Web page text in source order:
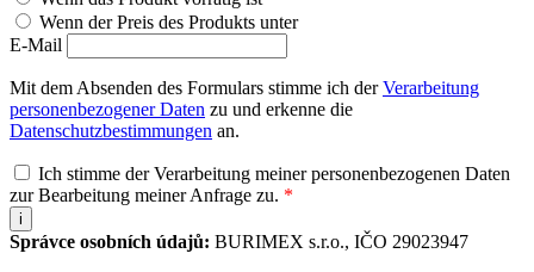
Wenn der Preis des Produkts unter
E-Mail
Mit dem Absenden des Formulars stimme ich derVerarbeitung
personenbezogener Daten zu und erkenne die
Datenschutzbestimmungen an.
Ich stimme der Verarbeitung meiner personenbezogenen Daten
zur Bearbeitung meiner Anfrage zu. *
i
Správce osobních údajů: BURIMEX s.r.o., IČO 29023947